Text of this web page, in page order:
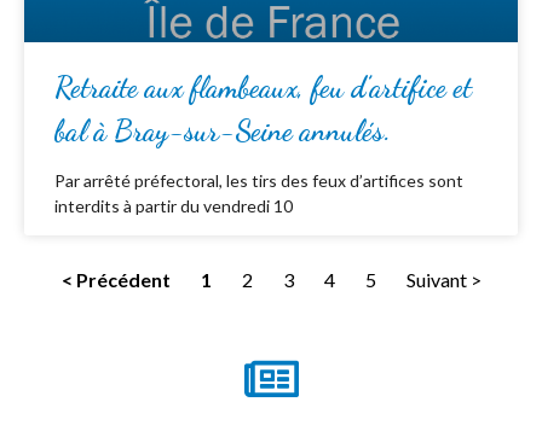
Retraite aux flambeaux, feu d’artifice et
bal à Bray-sur-Seine annulés.
Par arrêté préfectoral, les tirs des feux d’artifices sont
interdits à partir du vendredi 10
< Précédent 1 2 3 4 5 Suivant >